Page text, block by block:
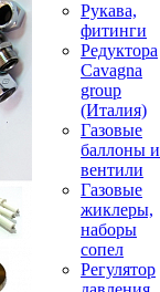
Рукава,
фитинги
Редуктора
Cavagna
group
(Италия)
Газовые
баллоны и
вентили
Газовые
жиклеры,
наборы
сопел
Регулятор